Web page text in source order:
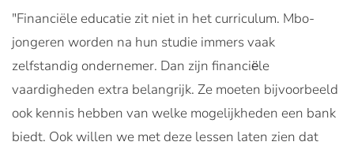
"Financiële educatie zit niet in het curriculum. Mbo-
jongeren worden na hun studie immers vaak
zelfstandig ondernemer. Dan zijn financiёle
vaardigheden extra belangrijk. Ze moeten bijvoorbeeld
ook kennis hebben van welke mogelijkheden een bank
biedt. Ook willen we met deze lessen laten zien dat